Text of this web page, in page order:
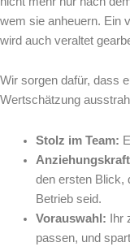
wem sie anheuern. Ein
wird auch veraltet
Wir sorgen dafür, dass
Wertschätzung
Stolz im Team:
den ersten Blick,
Betrieb seid.
Vorauswahl: Ihr
passen, und